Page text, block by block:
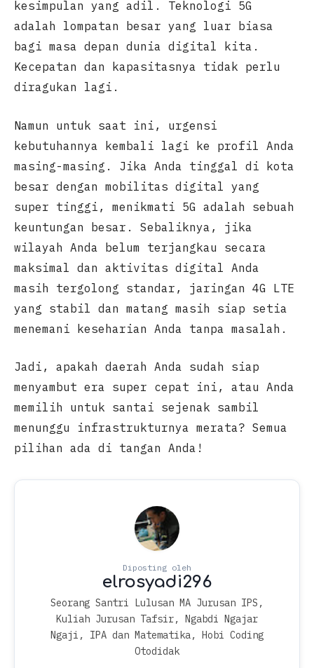
kesimpulan yang adil. Teknologi 5G
adalah lompatan besar yang luar biasa
bagi masa depan dunia digital kita.
Kecepatan dan kapasitasnya tidak perlu
diragukan lagi.
Namun untuk saat ini, urgensi
kebutuhannya kembali lagi ke profil Anda
masing-masing. Jika Anda tinggal di kota
besar dengan mobilitas digital yang
super tinggi, menikmati 5G adalah sebuah
keuntungan besar. Sebaliknya, jika
wilayah Anda belum terjangkau secara
maksimal dan aktivitas digital Anda
masih tergolong standar, jaringan 4G LTE
yang stabil dan matang masih siap setia
menemani keseharian Anda tanpa masalah.
Jadi, apakah daerah Anda sudah siap
menyambut era super cepat ini, atau Anda
memilih untuk santai sejenak sambil
menunggu infrastrukturnya merata? Semua
pilihan ada di tangan Anda!
Seorang Santri Lulusan MA Jurusan IPS,
Kuliah Jurusan Tafsir, Ngabdi Ngajar
Ngaji, IPA dan Matematika, Hobi Coding
Otodidak